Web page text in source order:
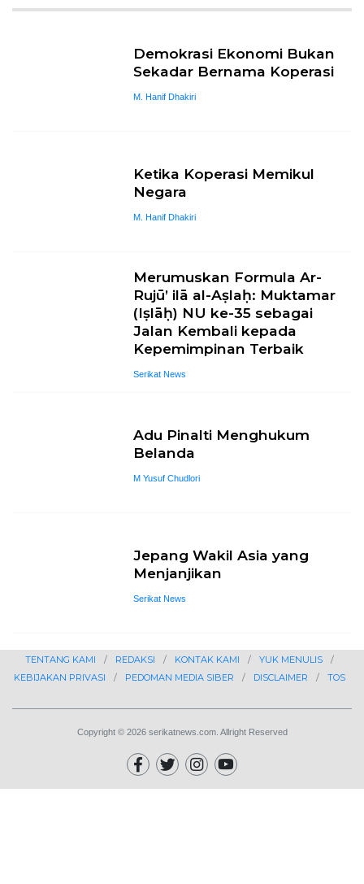
Demokrasi Ekonomi Bukan
Sekadar Bernama Koperasi
M. Hanif Dhakiri
Ketika Koperasi Memikul
Negara
M. Hanif Dhakiri
Merumuskan Formula Ar-
Rujū’ ilā al-Aṣlaḥ: Muktamar
(Iṣlāḥ) NU ke-35 sebagai
Jalan Kembali kepada
Kepemimpinan Terbaik
Serikat News
Adu Pinalti Menghukum
Belanda
M Yusuf Chudlori
Jepang Wakil Asia yang
Menjanjikan
Serikat News
TENTANG KAMI REDAKSI KONTAK KAMI
YUK MENULIS
KEBIJAKAN PRIVASI
PEDOMAN MEDIA SIBER DISCLAIMER TOS
Copyright © 2026 serikatnews.com. Allright Reserved